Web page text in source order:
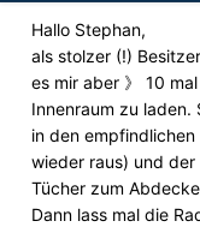
Hallo Stephan,
als stolzer (!)
es mir aber 》 10
Innenraum zu laden.
in den
wieder raus) und
Tücher zum
Dann lass mal die